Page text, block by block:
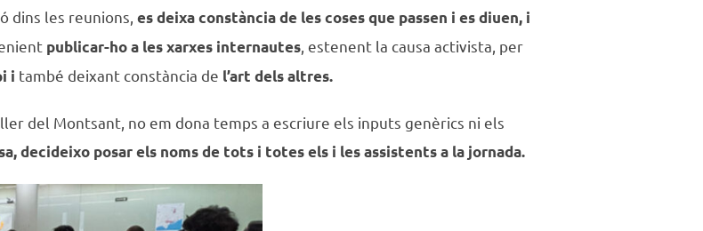
dins les reunions, es deixa constància de les coses que passen i es diuen, i
publicar-ho a les xarxes internautes , estenent la causa activista, per
i també deixant constància de l’art dels altres.
del Montsant, no em dona temps a escriure els inputs genèrics ni els
decideixo posar els noms de tots i totes els i les assistents a la jornada.